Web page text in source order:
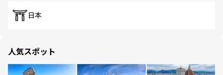
日本
人気スポット